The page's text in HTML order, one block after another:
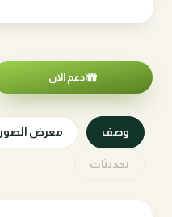
ادعم الان
وصف معرض الصور
تحديثات